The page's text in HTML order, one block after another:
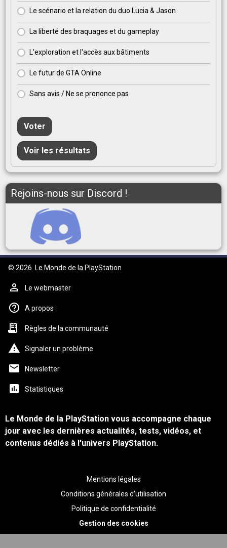
Le scénario et la relation du duo Lucia & Jason
La liberté des braquages et du gameplay
L'exploration et l'accès aux bâtiments
Le futur de GTA Online
Sans avis / Ne se prononce pas
Voter
Voir les résultats
Rejoins-nous sur Discord !
© 2026 Le Monde de la PlayStation
Le webmaster
A propos
Règles de la communauté
Signaler un problème
Newsletter
Statistiques
Le Monde de la PlayStation vous accompagne chaque
jour avec les dernières actualités, tests, vidéos, et
contenus dédiés à l'univers PlayStation.
Mentions légales
Conditions générales d'utilisation
Politique de confidentialité
Gestion des cookies